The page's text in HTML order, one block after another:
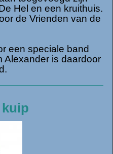
Hel en een kruithuis.
de Vrienden van de
een speciale band
Alexander is daardoor